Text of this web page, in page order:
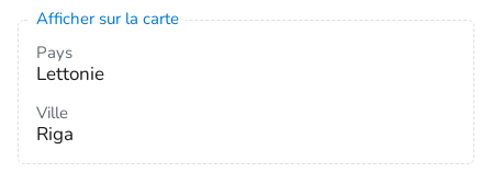
Afficher sur la carte
Pays
Lettonie
Ville
Riga